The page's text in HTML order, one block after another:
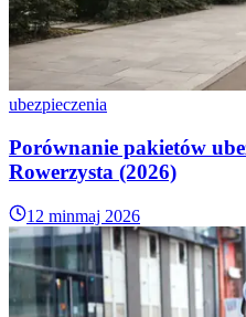
ubezpieczenia
Porównanie pakietów
Rowerzysta (2026)
12 minmaj 2026